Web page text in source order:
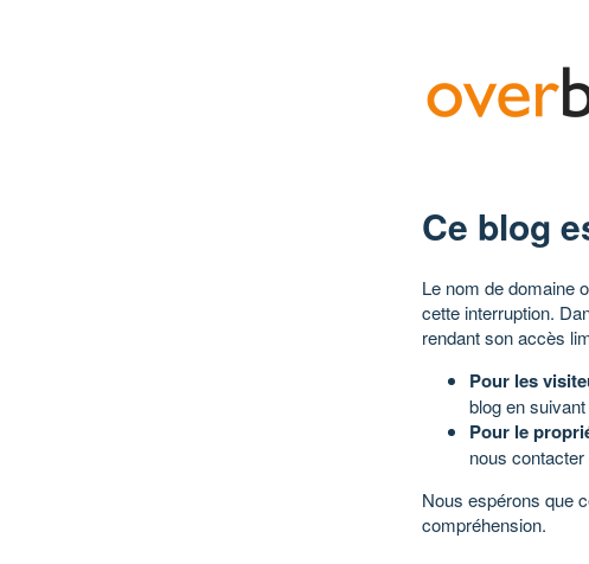
Ce blog
Le nom de domaine
cette interruption.
rendant son accès
Pour les
blog en suivant
Pour le
nous
Nous espérons que
compréhension.